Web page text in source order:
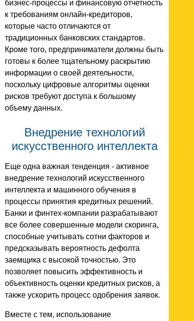
бизнес-процессы и финансовую отчетность
к требованиям онлайн-кредиторов,
которые часто отличаются от
традиционных банковских стандартов.
Кроме того, предприниматели должны быть
готовы к более тщательному раскрытию
информации о своей деятельности,
поскольку цифровые алгоритмы оценки
рисков требуют доступа к большому
объему данных.
Внедрение технологий
искусственного интеллекта
Еще одна важная тенденция - активное
внедрение технологий искусственного
интеллекта и машинного обучения в
процессы принятия кредитных решений.
Банки и финтех-компании разрабатывают
все более совершенные модели скоринга,
способные учитывать сотни факторов и
предсказывать вероятность дефолта
заемщика с высокой точностью. Это
позволяет повысить эффективность и
объективность оценки кредитных рисков, а
также ускорить процесс одобрения заявок.
Вместе с тем, использование